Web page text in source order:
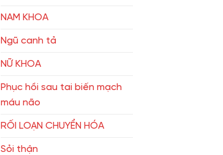
NAM KHOA
Ngũ canh tả
NỮ KHOA
Phục hồi sau tai biến mạch
máu não
RỐI LOẠN CHUYỂN HÓA
Sỏi thận